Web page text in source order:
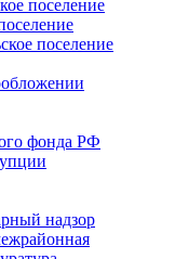
поселение
поселение
фонда РФ
надзор